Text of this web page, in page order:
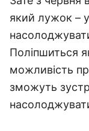
який лужок – у
Поліпшиться
можливість
зможуть